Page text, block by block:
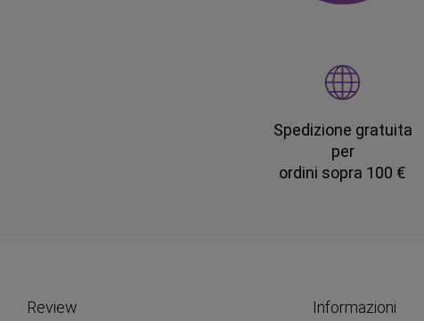
Spedizione gratuita
per
ordini sopra 100 €
Review Informazioni